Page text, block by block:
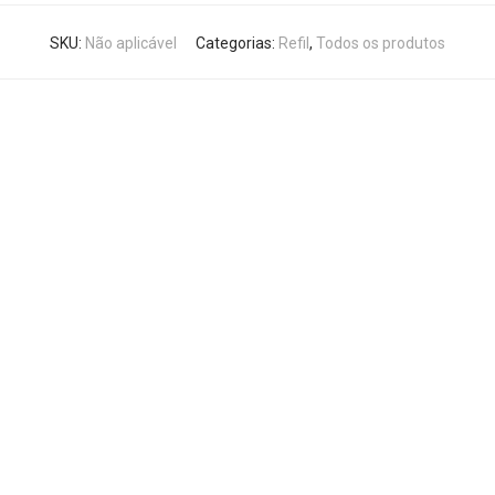
SKU: Não aplicável Categorias: Refil , Todos os produtos